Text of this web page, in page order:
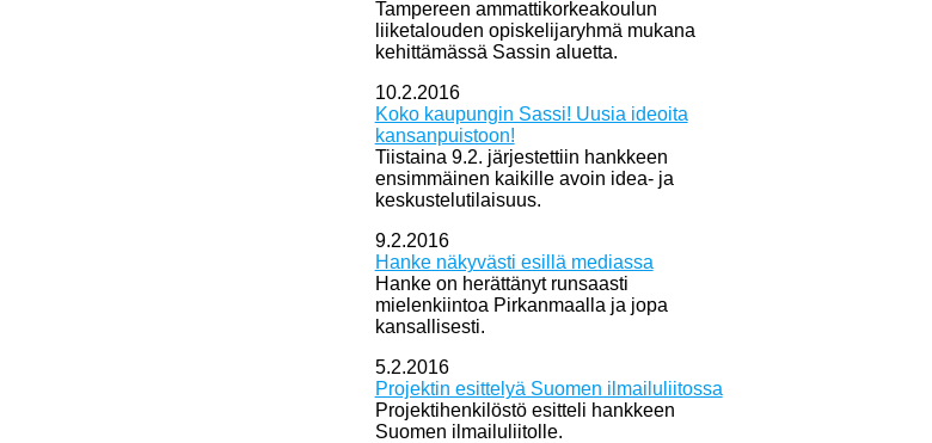
Tampereen ammattikorkeakoulun
liiketalouden opiskelijaryhmä mukana
kehittämässä Sassin aluetta.
10.2.2016
Koko kaupungin Sassi! Uusia ideoita
kansanpuistoon!
Tiistaina 9.2. järjestettiin hankkeen
ensimmäinen kaikille avoin idea- ja
keskustelutilaisuus.
9.2.2016
Hanke näkyvästi esillä mediassa
Hanke on herättänyt runsaasti
mielenkiintoa Pirkanmaalla ja jopa
kansallisesti.
5.2.2016
Projektin esittelyä Suomen ilmailuliitossa
Projektihenkilöstö esitteli hankkeen
Suomen ilmailuliitolle.